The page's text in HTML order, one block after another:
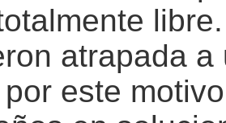
atrapada
este